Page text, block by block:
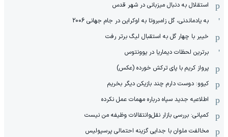
استقلال به دنبال میزبانی در شهر قدس
به یادماندنی، گل زامبروتا به اوکراین در جام جهانی 2006
خیبر با چهار گل به استقبال لیگ برتر رفت
برترین لحظات دیماریا در یوونتوس
پرواز کریم با پای ترکش خورده (عکس)
کیوو: دوست دارم چند بازیکن دیگر بخریم
اطلاعیه جدید سپاه درباره مهمات عمل نکرده
کمپانی: بررسی بازار نقل‌وانتقالات وظیفه من نیست
مخالفت ملوان با جدایی گزینه احتمالی پرسپولیس